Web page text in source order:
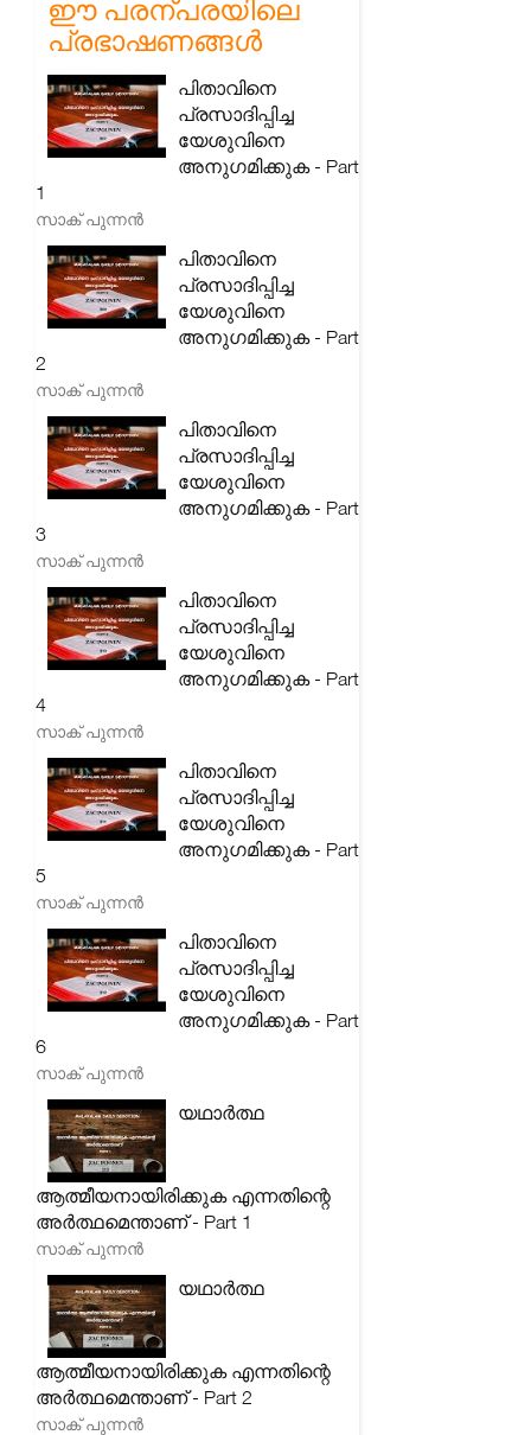
ഈ പരന്പരയിലെ
പ്രഭാഷണങ്ങൾ
പിതാവിനെ
പ്രസാദിപ്പിച്ച
യേശുവിനെ
അനുഗമിക്കുക - Part
1
സാക് പുന്നൻ
പിതാവിനെ
പ്രസാദിപ്പിച്ച
യേശുവിനെ
അനുഗമിക്കുക - Part
2
സാക് പുന്നൻ
പിതാവിനെ
പ്രസാദിപ്പിച്ച
യേശുവിനെ
അനുഗമിക്കുക - Part
3
സാക് പുന്നൻ
പിതാവിനെ
പ്രസാദിപ്പിച്ച
യേശുവിനെ
അനുഗമിക്കുക - Part
4
സാക് പുന്നൻ
പിതാവിനെ
പ്രസാദിപ്പിച്ച
യേശുവിനെ
അനുഗമിക്കുക - Part
5
സാക് പുന്നൻ
പിതാവിനെ
പ്രസാദിപ്പിച്ച
യേശുവിനെ
അനുഗമിക്കുക - Part
6
സാക് പുന്നൻ
യഥാർത്ഥ
ആത്മീയനായിരിക്കുക എന്നതിന്റെ
അർത്ഥമെന്താണ് - Part 1
സാക് പുന്നൻ
യഥാർത്ഥ
ആത്മീയനായിരിക്കുക എന്നതിന്റെ
അർത്ഥമെന്താണ് - Part 2
സാക് പുന്നൻ